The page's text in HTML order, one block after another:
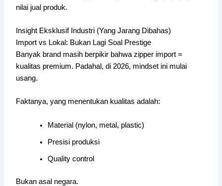
nilai jual produk.
Insight Eksklusif Industri (Yang Jarang Dibahas)
Import vs Lokal: Bukan Lagi Soal Prestige
Banyak brand masih berpikir bahwa zipper import =
kualitas premium. Padahal, di 2026, mindset ini mulai
usang.
Faktanya, yang menentukan kualitas adalah:
Material (nylon, metal, plastic)
Presisi produksi
Quality control
Bukan asal negara.